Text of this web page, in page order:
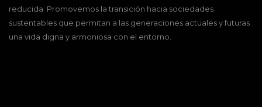
reducida. Promovemos la transición hacia sociedades
sustentables que permitan a las generaciones actuales y futuras
una vida digna y armoniosa con el entorno.